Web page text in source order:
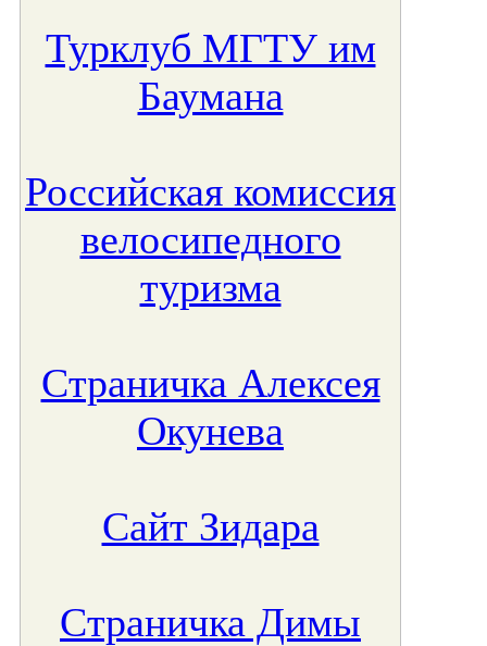
Турклуб МГТУ им
Баумана
Российская комиссия
велосипедного
туризма
Страничка Алексея
Окунева
Сайт Зидара
Страничка Димы